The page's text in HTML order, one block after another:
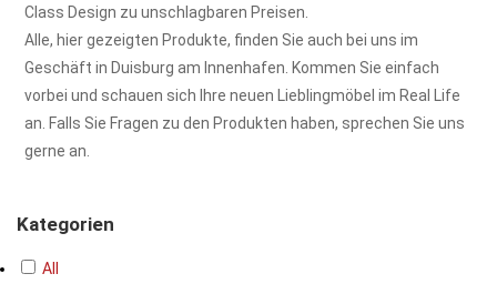
Class Design zu unschlagbaren Preisen.
Alle, hier gezeigten Produkte, finden Sie auch bei uns im
Geschäft in Duisburg am Innenhafen. Kommen Sie einfach
vorbei und schauen sich Ihre neuen Lieblingmöbel im Real Life
an. Falls Sie Fragen zu den Produkten haben, sprechen Sie uns
gerne an.
Kategorien
All